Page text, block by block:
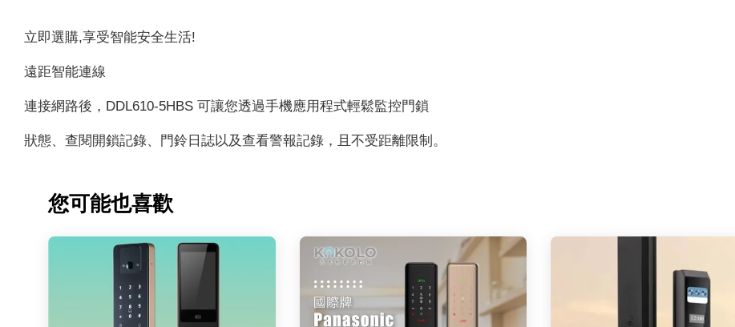
立即選購,享受智能安全生活!
遠距智能連線
連接網路後，DDL610-5HBS 可讓您透過手機應用程式輕鬆監控門鎖
狀態、查閱開鎖記錄、門鈴日誌以及查看警報記錄，且不受距離限制。
您可能也喜歡